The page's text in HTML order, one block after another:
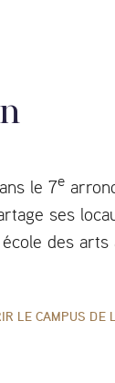
le 7e
ses
des
LE CAMPUS DE